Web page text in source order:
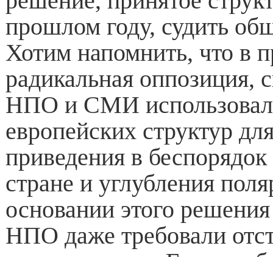
прошлом году, судить
Хотим напомнить, что в
радикальная оппозиция,
НПО и СМИ
европейских структур
приведения в
стране и углубления
основании этого
НПО даже требовали